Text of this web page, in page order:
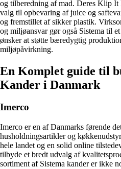
og tilberedning af mad. Deres Klip It
valg til opbevaring af juice og
og fremstillet af sikker plastik.
og miljøansvar gør også Sistema til
ønsker at støtte bæredygtig
miljøpåvirkning.
En Komplet guide til
Kander i Danmark
Imerco
Imerco er en af Danmarks førende
husholdningsartikler og
hele landet og en solid online
tilbyde et bredt udvalg af
sortiment af Sistema kander er ikke